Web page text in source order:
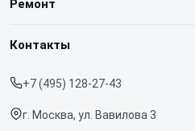
Срочный ремонт
Доставка и способы оплаты
Ремонт
Ноутбуков
Контакты
+7 (495) 128-27-43
г. Москва, ул. Вавилова 3